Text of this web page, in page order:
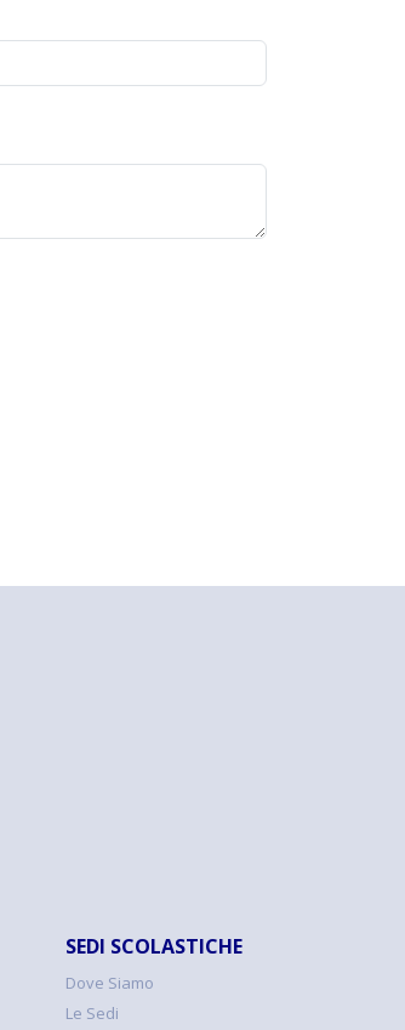
SEDI SCOLASTICHE
Dove Siamo
Le Sedi